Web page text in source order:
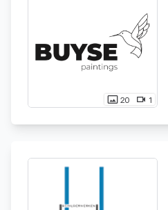
photo_size_select_actual20 videocam 1